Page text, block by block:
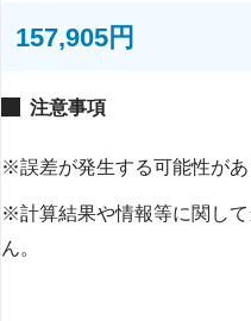
注意事項
※誤差が発生する可能性があ
※計算結果や情報等に関し
ん。